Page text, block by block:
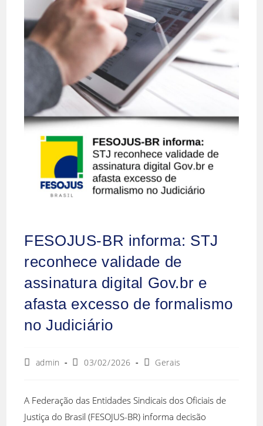
FESOJUS-BR informa: STJ
reconhece validade de
assinatura digital Gov.br e
afasta excesso de formalismo
no Judiciário
admin 03/02/2026 Gerais
A Federação das Entidades Sindicais dos Oficiais de
Justiça do Brasil (FESOJUS-BR) informa decisão